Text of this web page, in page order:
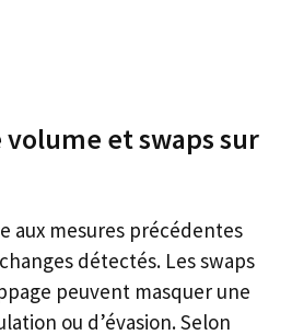
et swaps sur
aux mesures précédentes
détectés. Les swaps
peuvent masquer une
ou d’évasion. Selon